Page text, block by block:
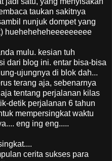
taukan sakitnya
nunjuk dompet yang
hueheheheheeeeeeeee
mulu. kesian tuh
dari blog ini. entar bisa-bisa
ujungnya di blok dah...
terang aja, sebenarnya
tentang perjalanan kilas
detik perjalanan 6 tahun
mempersingkat waktu
eng ing eng.....
cerita sukses para